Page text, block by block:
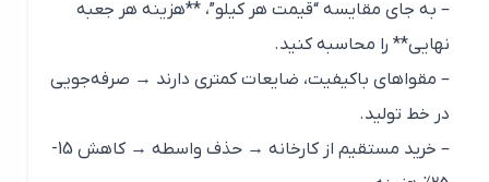
– به جای مقایسه “قیمت هر کیلو”، **هزینه هر جعبه
نهایی** را محاسبه کنید.
– مقواهای باکیفیت، ضایعات کمتری دارند → صرفه‌جویی
در خط تولید.
– خرید مستقیم از کارخانه → حذف واسطه → کاهش 15-